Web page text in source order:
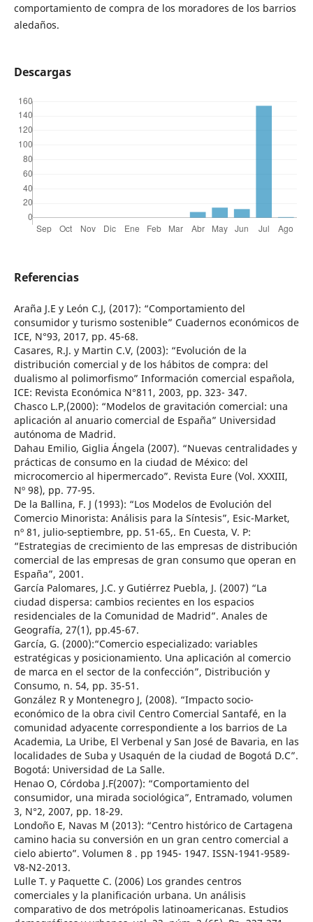
comportamiento de compra de los moradores de los barrios
aledaños.
Descargas
Referencias
Araña J.E y León C.J, (2017): “Comportamiento del
consumidor y turismo sostenible” Cuadernos económicos de
ICE, N°93, 2017, pp. 45-68.
Casares, R.J. y Martin C.V, (2003): “Evolución de la
distribución comercial y de los hábitos de compra: del
dualismo al polimorfismo” Información comercial española,
ICE: Revista Económica N°811, 2003, pp. 323- 347.
Chasco L.P,(2000): “Modelos de gravitación comercial: una
aplicación al anuario comercial de España” Universidad
autónoma de Madrid.
Dahau Emilio, Giglia Ángela (2007). “Nuevas centralidades y
prácticas de consumo en la ciudad de México: del
microcomercio al hipermercado”. Revista Eure (Vol. XXXIII,
Nº 98), pp. 77-95.
De la Ballina, F. J (1993): “Los Modelos de Evolución del
Comercio Minorista: Análisis para la Síntesis”, Esic-Market,
nº 81, julio-septiembre, pp. 51-65,. En Cuesta, V. P:
“Estrategias de crecimiento de las empresas de distribución
comercial de las empresas de gran consumo que operan en
España”, 2001.
García Palomares, J.C. y Gutiérrez Puebla, J. (2007) “La
ciudad dispersa: cambios recientes en los espacios
residenciales de la Comunidad de Madrid”. Anales de
Geografía, 27(1), pp.45-67.
García, G. (2000):“Comercio especializado: variables
estratégicas y posicionamiento. Una aplicación al comercio
de marca en el sector de la confección”, Distribución y
Consumo, n. 54, pp. 35-51.
González R y Montenegro J, (2008). “Impacto socio-
económico de la obra civil Centro Comercial Santafé, en la
comunidad adyacente correspondiente a los barrios de La
Academia, La Uribe, El Verbenal y San José de Bavaria, en las
localidades de Suba y Usaquén de la ciudad de Bogotá D.C”.
Bogotá: Universidad de La Salle.
Henao O, Córdoba J.F(2007): “Comportamiento del
consumidor, una mirada sociológica”, Entramado, volumen
3, N°2, 2007, pp. 18-29.
Londoño E, Navas M (2013): “Centro histórico de Cartagena
camino hacia su conversión en un gran centro comercial a
cielo abierto”. Volumen 8 . pp 1945- 1947. ISSN-1941-9589-
V8-N2-2013.
Lulle T. y Paquette C. (2006) Los grandes centros
comerciales y la planificación urbana. Un análisis
comparativo de dos metrópolis latinoamericanas. Estudios